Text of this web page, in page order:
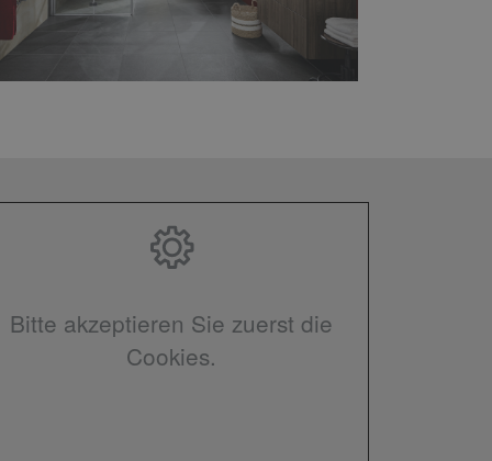
Bitte akzeptieren Sie zuerst die
Cookies.